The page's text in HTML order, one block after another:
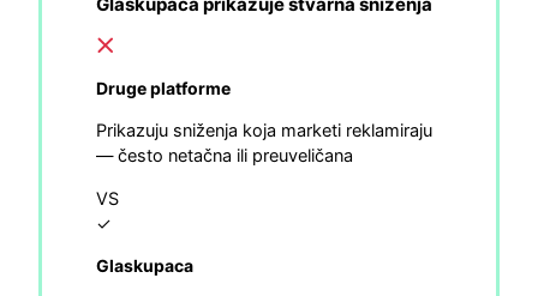
Glaskupaca prikazuje stvarna sniženja
Druge platforme
Prikazuju sniženja koja marketi reklamiraju
— često netačna ili preuveličana
VS
✓
Glaskupaca